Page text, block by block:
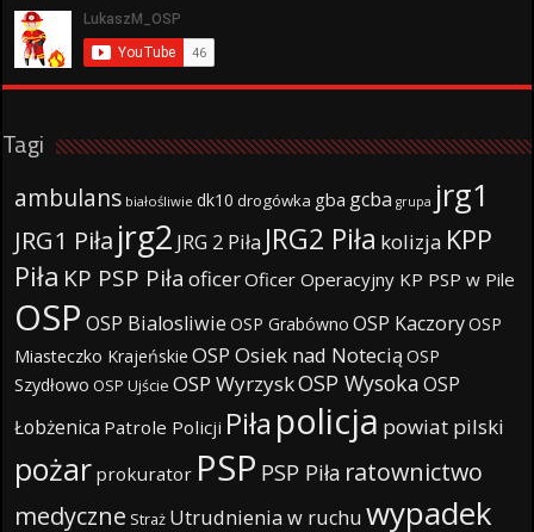
Tagi
ambulans białośliwie dk10 drogówka gba gcba grupa jrg1
JRG1 Piła jrg2 JRG 2 Piła JRG2 Piła kolizja KPP
Piła KP PSP Piła oficerOficer Operacyjny KP PSP w Pile
OSP OSP Bialosliwie OSP Grabówno OSP KaczoryOSP
Miasteczko Krajeńskie OSP Osiek nad Notecią OSP
Szydłowo OSP Ujście OSP WyrzyskOSP WysokaOSP
Łobżenica Patrole Policji Piła policja powiat pilski
pożar prokurator PSP PSP Piła ratownictwo
medyczne Straż Utrudnienia w ruchu wypadek